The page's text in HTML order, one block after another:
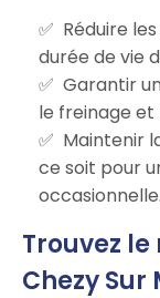
Réduire
durée de vie
Garantir
le freinage et
Maintenir
ce soit pour
occasionnelle.
Trouvez
Chezy